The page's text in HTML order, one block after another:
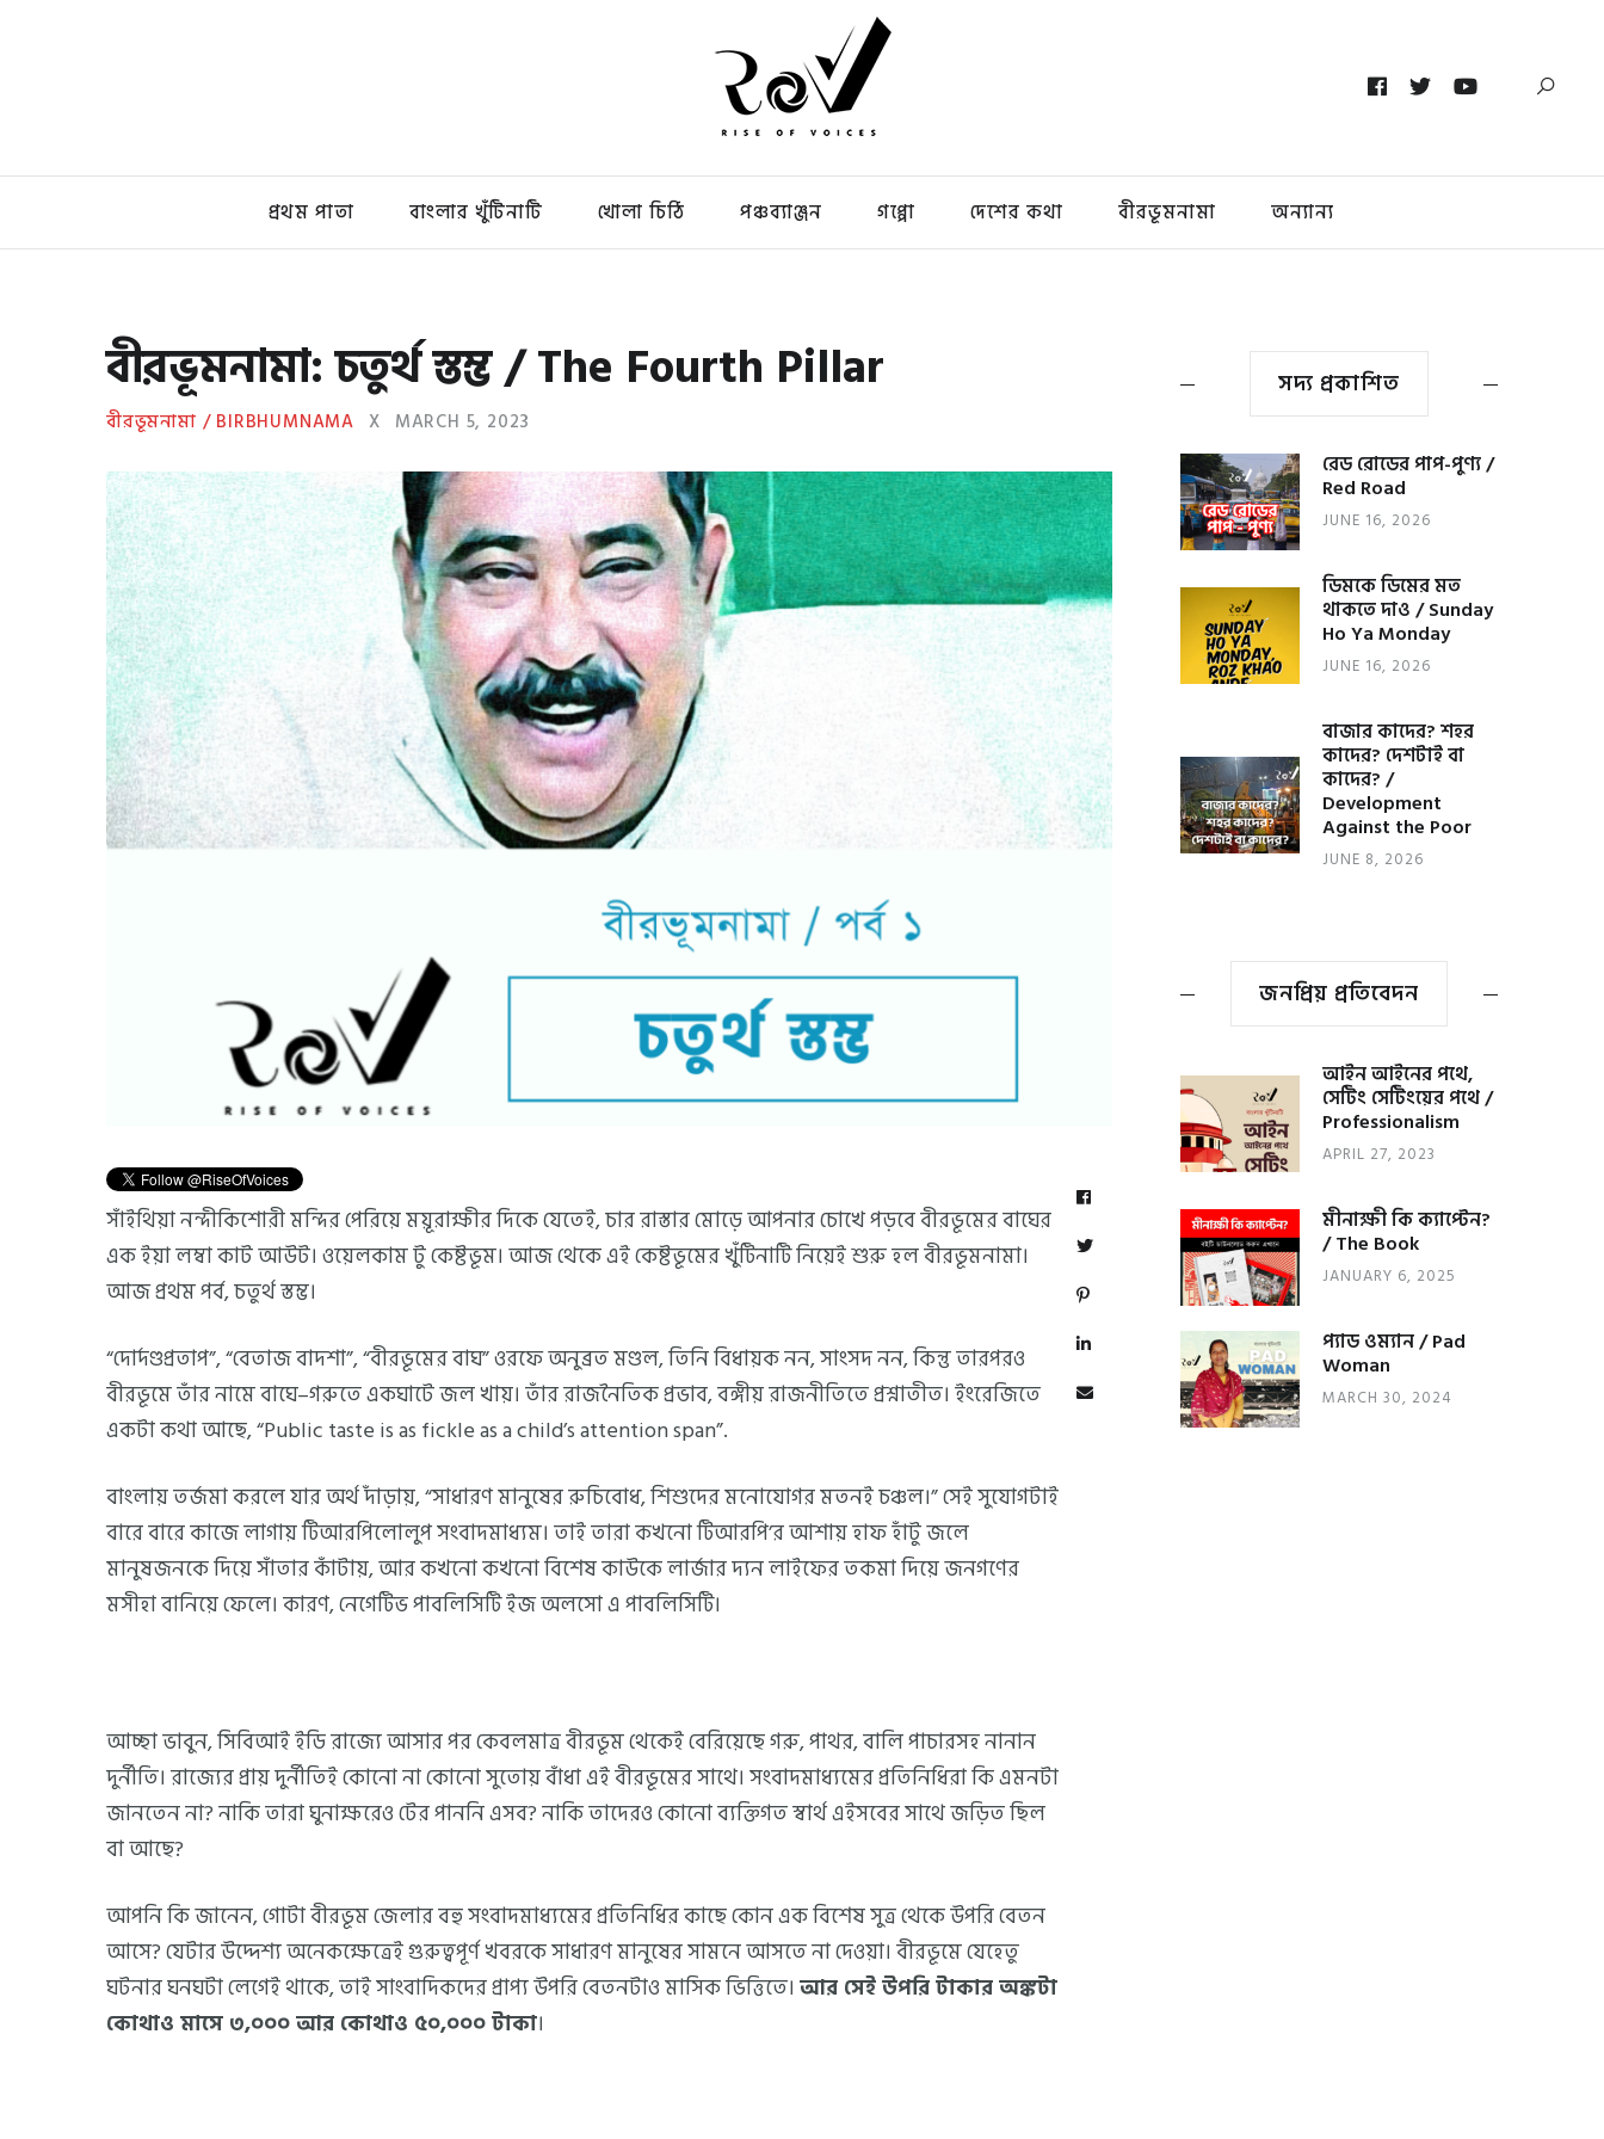
প্রথম পাতা বাংলার খুঁটিনাটি খোলা চিঠি পঞ্চব্যাঞ্জন গপ্পো দেশের কথা বীরভূমনামা অন্যান্য
বীরভূমনামা: চতুর্থ স্তম্ভ / The Fourth Pillar
বীরভূমনামা / BIRBHUMNAMA X MARCH 5, 2023
সাঁইথিয়া নন্দীকিশোরী মন্দির পেরিয়ে ময়ূরাক্ষীর দিকে যেতেই, চার রাস্তার মোড়ে আপনার চোখে পড়বে বীরভূমের বাঘের
এক ইয়া লম্বা কাট আউট। ওয়েলকাম টু কেষ্টভূম। আজ থেকে এই কেষ্টভূমের খুঁটিনাটি নিয়েই শুরু হল বীরভূমনামা।
আজ প্রথম পর্ব, চতুর্থ স্তম্ভ।
“দোর্দণ্ডপ্রতাপ”, “বেতাজ বাদশা”, “বীরভূমের বাঘ” ওরফে অনুব্রত মণ্ডল, তিনি বিধায়ক নন, সাংসদ নন, কিন্তু তারপরও
বীরভূমে তাঁর নামে বাঘে–গরুতে একঘাটে জল খায়। তাঁর রাজনৈতিক প্রভাব, বঙ্গীয় রাজনীতিতে প্রশ্নাতীত। ইংরেজিতে
একটা কথা আছে, “Public taste is as fickle as a child’s attention span”.
বাংলায় তর্জমা করলে যার অর্থ দাঁড়ায়, “সাধারণ মানুষের রুচিবোধ, শিশুদের মনোযোগর মতনই চঞ্চল।” সেই সুযোগটাই
বারে বারে কাজে লাগায় টিআরপিলোলুপ সংবাদমাধ্যম। তাই তারা কখনো টিআরপি’র আশায় হাফ হাঁটু জলে
মানুষজনকে দিয়ে সাঁতার কাঁটায়, আর কখনো কখনো বিশেষ কাউকে লার্জার দ্যন লাইফের তকমা দিয়ে জনগণের
মসীহা বানিয়ে ফেলে। কারণ, নেগেটিভ পাবলিসিটি ইজ অলসো এ পাবলিসিটি।
আচ্ছা ভাবুন, সিবিআই ইডি রাজ্যে আসার পর কেবলমাত্র বীরভূম থেকেই বেরিয়েছে গরু, পাথর, বালি পাচারসহ নানান
দুর্নীতি। রাজ্যের প্রায় দুর্নীতিই কোনো না কোনো সুতোয় বাঁধা এই বীরভূমের সাথে। সংবাদমাধ্যমের প্রতিনিধিরা কি এমনটা
জানতেন না? নাকি তারা ঘুনাক্ষরেও টের পাননি এসব? নাকি তাদেরও কোনো ব্যক্তিগত স্বার্থ এইসবের সাথে জড়িত ছিল
বা আছে?
আপনি কি জানেন, গোটা বীরভূম জেলার বহু সংবাদমাধ্যমের প্রতিনিধির কাছে কোন এক বিশেষ সুত্র থেকে উপরি বেতন
আসে? যেটার উদ্দেশ্য অনেকক্ষেত্রেই গুরুত্বপূর্ণ খবরকে সাধারণ মানুষের সামনে আসতে না দেওয়া। বীরভূমে যেহেতু
ঘটনার ঘনঘটা লেগেই থাকে, তাই সাংবাদিকদের প্রাপ্য উপরি বেতনটাও মাসিক ভিত্তিতে। আর সেই উপরি টাকার অঙ্কটা
কোথাও মাসে ৩,০০০ আর কোথাও ৫০,০০০ টাকা।
সদ্য প্রকাশিত
রেড রোডের পাপ-পুণ্য /
Red Road
JUNE 16, 2026
ডিমকে ডিমের মত
থাকতে দাও / Sunday
Ho Ya Monday
JUNE 16, 2026
বাজার কাদের? শহর
কাদের? দেশটাই বা
কাদের? /
Development
Against the Poor
JUNE 8, 2026
জনপ্রিয় প্রতিবেদন
আইন আইনের পথে,
সেটিং সেটিংয়ের পথে /
Professionalism
APRIL 27, 2023
মীনাক্ষী কি ক্যাপ্টেন?
/ The Book
JANUARY 6, 2025
প্যাড ওম্যান / Pad
Woman
MARCH 30, 2024